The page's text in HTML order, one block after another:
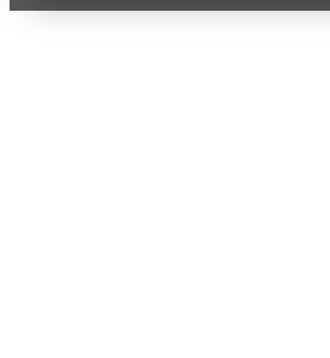
motivo para la rescisión del